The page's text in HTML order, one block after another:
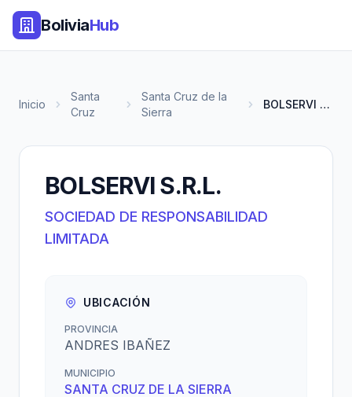
BoliviaHub
Inicio
Santa
Cruz
Santa Cruz de la
Sierra
BOLSERVI S.R.L.
BOLSERVI S.R.L.
SOCIEDAD DE RESPONSABILIDAD
LIMITADA
UBICACIÓN
PROVINCIA
ANDRES IBAÑEZ
MUNICIPIO
SANTA CRUZ DE LA SIERRA